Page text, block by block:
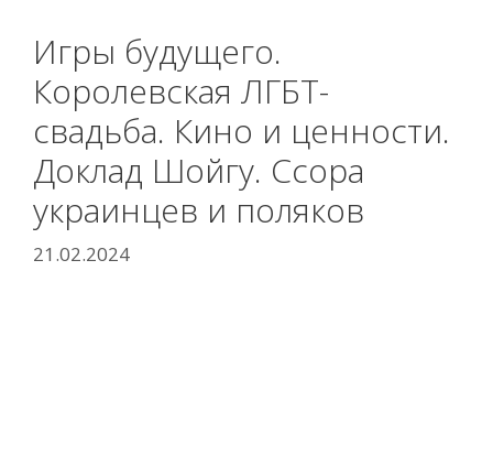
Игры будущего.
Королевская ЛГБТ-
свадьба. Кино и ценности.
Доклад Шойгу. Ссора
украинцев и поляков
21.02.2024